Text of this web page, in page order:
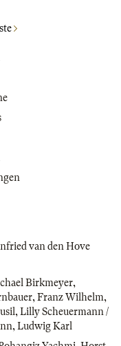
van den Hove
Birkmeyer,
, Franz Wilhelm,
, Lilly Scheuermann /
, Ludwig Karl